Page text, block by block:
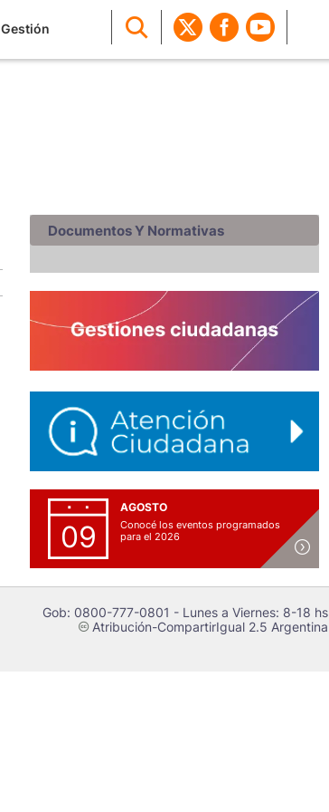
Gestión
Documentos Y Normativas
09
AGOSTO
Conocé los eventos programados
para el 2026
Gob: 0800-777-0801 - Lunes a Viernes: 8-18 hs
cAtribución-CompartirIgual 2.5 Argentina